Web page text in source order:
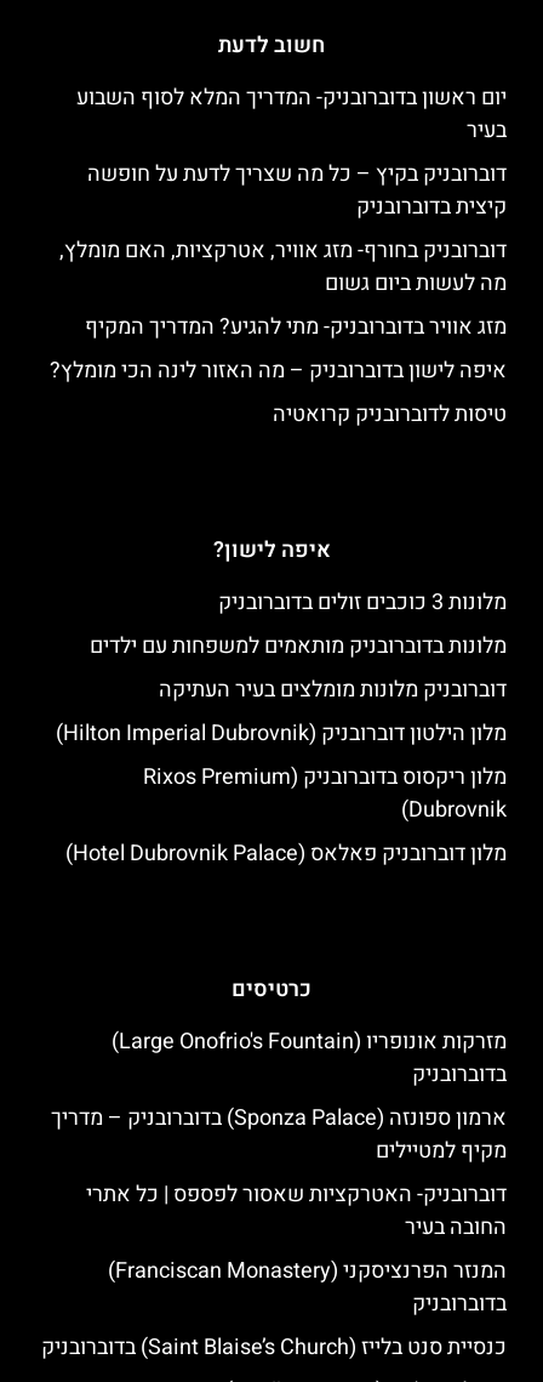
חשוב לדעת
יום ראשון בדוברובניק- המדריך המלא לסוף השבוע
בעיר
דוברובניק בקיץ – כל מה שצריך לדעת על חופשה
קיצית בדוברובניק
דוברובניק בחורף- מזג אוויר, אטרקציות, האם מומלץ,
מה לעשות ביום גשום
מזג אוויר בדוברובניק- מתי להגיע? המדריך המקיף
איפה לישון בדוברובניק – מה האזור לינה הכי מומלץ?
טיסות לדוברובניק קרואטיה
איפה לישון?
מלונות 3 כוכבים זולים בדוברובניק
מלונות בדוברובניק מותאמים למשפחות עם ילדים
דוברובניק מלונות מומלצים בעיר העתיקה
מלון הילטון דוברובניק (Hilton Imperial Dubrovnik)
מלון ריקסוס בדוברובניק (Rixos Premium
Dubrovnik)
מלון דוברובניק פאלאס (Hotel Dubrovnik Palace)
כרטיסים
מזרקות אונופריו (Large Onofrio's Fountain)
בדוברובניק
ארמון ספונזה (Sponza Palace) בדוברובניק – מדריך
מקיף למטיילים
דוברובניק- האטרקציות שאסור לפספס | כל אתרי
החובה בעיר
המנזר הפרנציסקני (Franciscan Monastery)
בדוברובניק
כנסיית סנט בלייז (Saint Blaise’s Church) בדוברובניק